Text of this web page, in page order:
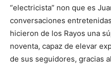
“electricista” non que es
conversaciones
hicieron de los Rayos una
noventa, capaz de elevar
de sus seguidores, gracias